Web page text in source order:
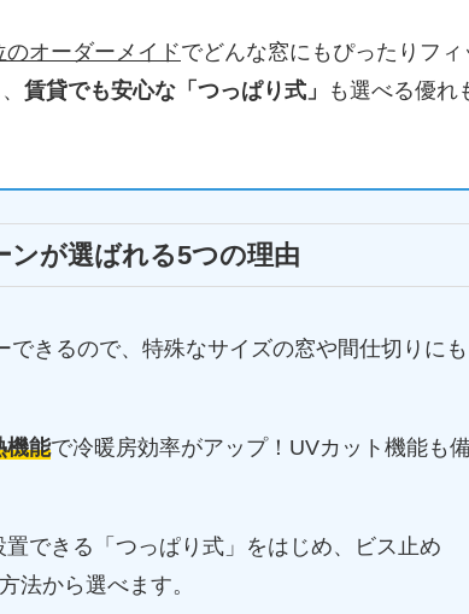
のオーダーメイドでどんな窓にもぴったりフィ
賃貸でも安心な「つっぱり式」
も選べる優れ
ンが選ばれる5つの理由
できるので、特殊なサイズの窓や間仕切りにも
機能で冷暖房効率がアップ！UVカット機能も
できる「つっぱり式」をはじめ、ビス止め
法から選べます。